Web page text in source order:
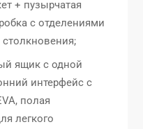
+ пузырчатая
с отделениями
ящик с одной
интерфейс с
полая
легкого